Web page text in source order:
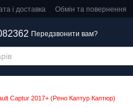
і доставка Обмін та повернення
Передзвонити вам?
Captur 2017+ (Рено Каптур Каптюр)